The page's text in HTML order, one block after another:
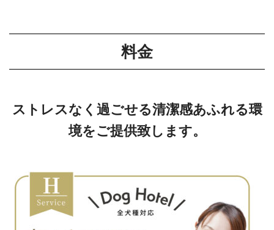
料金
ストレスなく過ごせる清潔感あふれる環
境をご提供致します。